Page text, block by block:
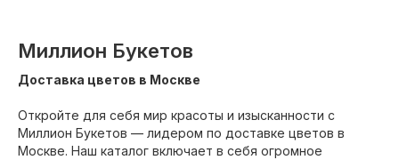
Миллион Букетов
Доставка цветов в Москве
Откройте для себя мир красоты и изысканности с
Миллион Букетов — лидером по доставке цветов в
Москве. Наш каталог включает в себя огромное